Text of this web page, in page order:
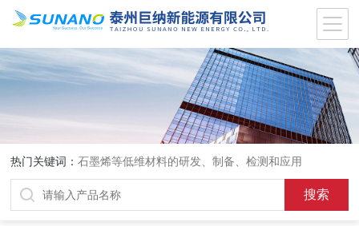
热门关键词：石墨烯等低维材料的研发、制备、检测和应用